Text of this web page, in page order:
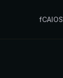
fCAIO